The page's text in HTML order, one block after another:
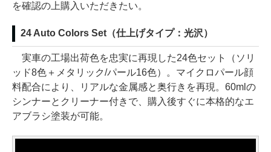
を確認の上購入いただきたい。
24 Auto Colors Set（仕上げタイプ：光沢）
実車の工場出荷色を忠実に再現した24色セット（ソリ
ッド8色＋メタリック/パール16色）。マイクロパール顔
料配合により、リアルな金属感と奥行きを再現。60mlの
シンナーとクリーナー付きで、購入後すぐに本格的なエ
アブラシ塗装が可能。